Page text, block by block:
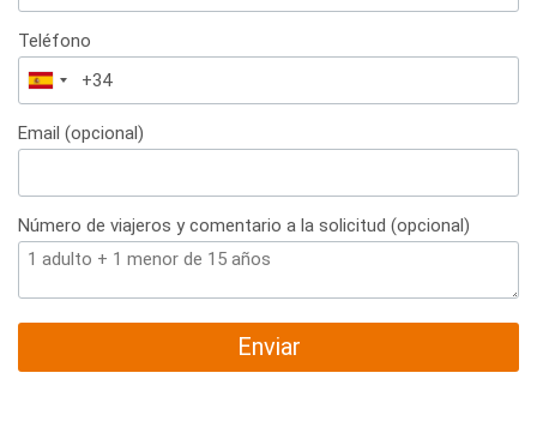
Teléfono
España
+34
Email (opcional)
Número de viajeros y comentario a la solicitud (opcional)
Enviar